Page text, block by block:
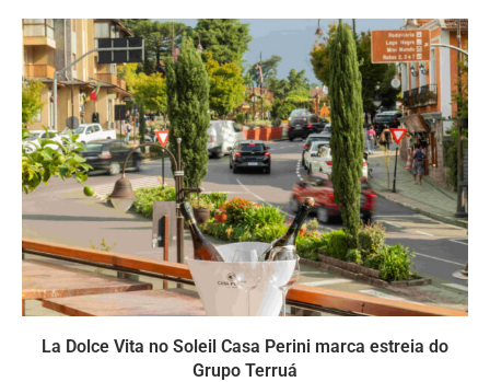
La Dolce Vita no Soleil Casa Perini marca estreia do
Grupo Terruá